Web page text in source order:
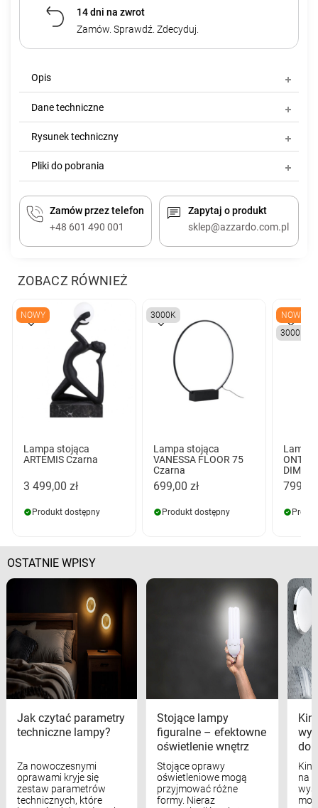
14 dni na zwrot
Zamów. Sprawdź. Zdecyduj.
Opis
Dane techniczne
Rysunek techniczny
Pliki do pobrania
Zamów przez telefon
+48 601 490 001
Zapytaj o produkt
sklep@azzardo.com.pl
ZOBACZ RÓWNIEŻ
NOWY
Lampa stojąca
ARTEMIS Czarna
3 499,00 zł
Produkt dostępny
3000K
Lampa stojąca
VANESSA FLOOR 75
Czarna
699,00 zł
Produkt dostępny
NOWY
3000K
Lampa
DIMM
799,00
OSTATNIE WPISY
Jak czytać parametry
techniczne lampy?
Za nowoczesnymi
oprawami kryje się
zestaw parametrów
technicznych, które
Stojące lampy
figuralne – efektowne
oświetlenie wnętrz
Stojące oprawy
oświetleniowe mogą
przyjmować różne
formy. Nieraz
na